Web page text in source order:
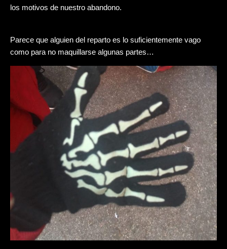
los motivos de nuestro abandono.
Parece que alguien del reparto es lo suficientemente vago
como para no maquillarse algunas partes…